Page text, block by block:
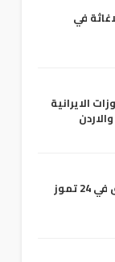
في
الايرانية
مهرجان المونودراما ينطلق في 24 تموز